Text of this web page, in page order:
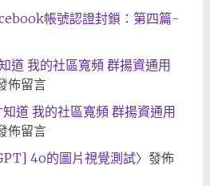
帳號認證封鎖：第四篇-
道 我的社區寬頻 群揚資通用
佈留言
道 我的社區寬頻 群揚資通用
佈留言
4o的圖片視覺測試〉發佈